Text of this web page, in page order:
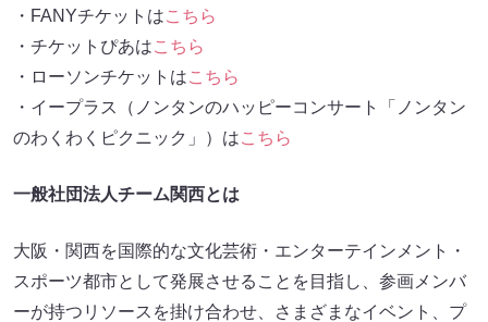
・FANYチケットはこちら
・チケットぴあはこちら
・ローソンチケットはこちら
・イープラス（ノンタンのハッピーコンサート「ノンタン
のわくわくピクニック」）はこちら
一般社団法人チーム関西とは
大阪・関西を国際的な文化芸術・エンターテインメント・
スポーツ都市として発展させることを目指し、参画メンバ
ーが持つリソースを掛け合わせ、さまざまなイベント、プ